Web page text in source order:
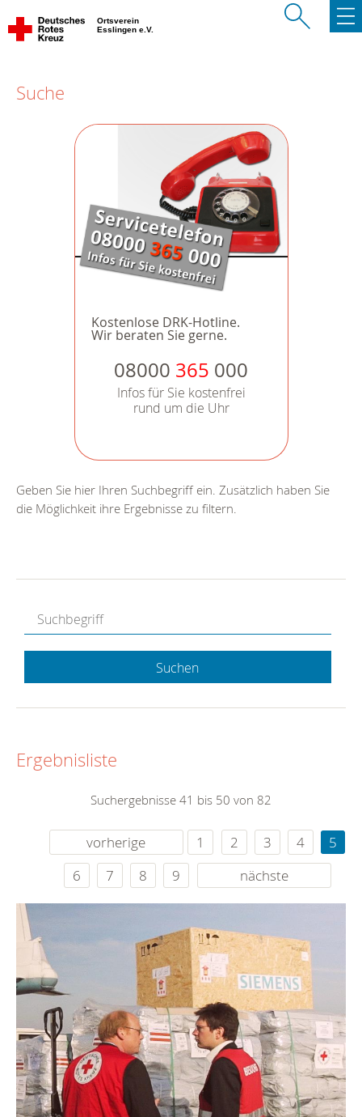
Ortsverein
Esslingen e.V.
Suche
Kostenlose DRK-Hotline.
Wir beraten Sie gerne.
08000 365 000
Infos für Sie kostenfrei
rund um die Uhr
Geben Sie hier Ihren Suchbegriff ein. Zusätzlich haben Sie
die Möglichkeit ihre Ergebnisse zu filtern.
Suchen
Ergebnisliste
Suchergebnisse 41 bis 50 von 82
vorherige 1 2 3 4
5
6
7 8 9 nächste